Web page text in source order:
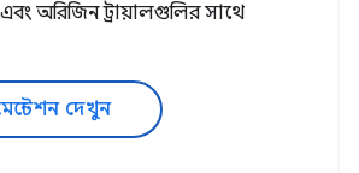
অরিজিন ট্রায়ালগুলির সাথে
দেখুন